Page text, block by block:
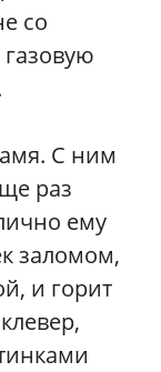
со
С ним
раз
ему
заломом,
и горит